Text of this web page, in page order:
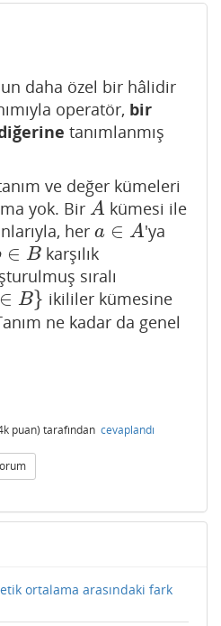
daha özel bir hâlidir
operatör, bir
tanımlanmış
ve değer kümeleri
yok. Bir A
A kümesi ile
her a ∈ A
a∈A
'ya
∈ B
∈B
karşılık
sıralı
∈ B} ikililer kümesine
ne kadar da genel
puan) tarafından cevaplandı
ortalama arasındaki fark